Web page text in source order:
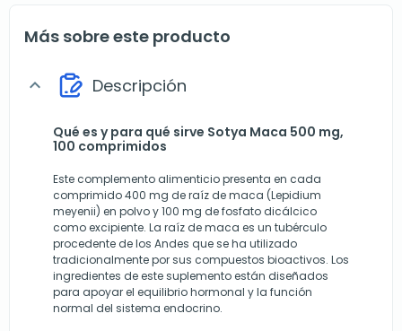
Más sobre este producto
expand_more Descripción
Qué es y para qué sirve Sotya Maca 500 mg,
100 comprimidos
Este complemento alimenticio presenta en cada
comprimido 400 mg de raíz de maca (Lepidium
meyenii) en polvo y 100 mg de fosfato dicálcico
como excipiente. La raíz de maca es un tubérculo
procedente de los Andes que se ha utilizado
tradicionalmente por sus compuestos bioactivos. Los
ingredientes de este suplemento están diseñados
para apoyar el equilibrio hormonal y la función
normal del sistema endocrino.